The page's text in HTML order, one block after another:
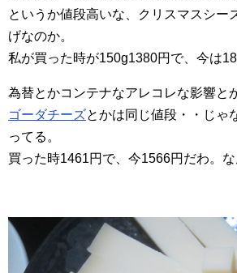
というか値段高いな、クリスマスシー
げなのか。
私が買った時が150g1380円で、今は
為替とかコンテナなアレコレな影響と
ゴーダチーズとかは同じ値段・・じゃ
ってる。
買った時1461円で、今1566円だわ。な